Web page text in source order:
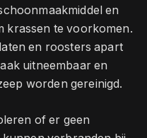
en
krassen te voorkomen.
en roosters apart
uitneembaar en
worden gereinigd.
of er geen